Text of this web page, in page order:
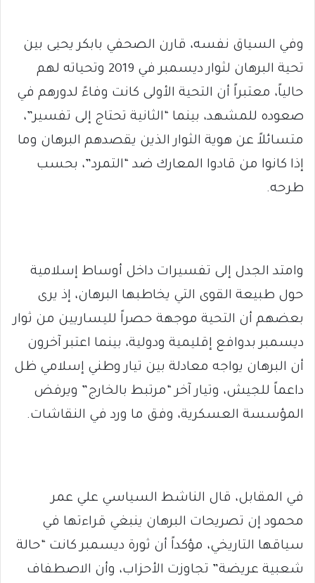
وفي السياق نفسه، قارن الصحفي بابكر يحيى بين
تحية البرهان لثوار ديسمبر في 2019 وتحياته لهم
حالياً، معتبراً أن التحية الأولى كانت وفاءً لدورهم في
صعوده للمشهد، بينما “الثانية تحتاج إلى تفسير”،
متسائلاً عن هوية الثوار الذين يقصدهم البرهان وما
إذا كانوا من قادوا المعارك ضد “التمرد”، بحسب
طرحه.
وامتد الجدل إلى تفسيرات داخل أوساط إسلامية
حول طبيعة القوى التي يخاطبها البرهان، إذ يرى
بعضهم أن التحية موجهة حصراً لليساريين من ثوار
ديسمبر بدوافع إقليمية ودولية، بينما اعتبر آخرون
أن البرهان يواجه معادلة بين تيار وطني إسلامي ظل
داعماً للجيش، وتيار آخر “مرتبط بالخارج” ويرفض
المؤسسة العسكرية، وفق ما ورد في النقاشات.
في المقابل، قال الناشط السياسي علي عمر
محمود إن تصريحات البرهان ينبغي قراءتها في
سياقها التاريخي، مؤكداً أن ثورة ديسمبر كانت “حالة
شعبية عريضة” تجاوزت الأحزاب، وأن الاصطفاف